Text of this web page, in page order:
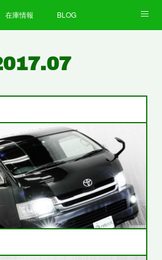
在庫情報 BLOG
STAFF 企業情報
.07